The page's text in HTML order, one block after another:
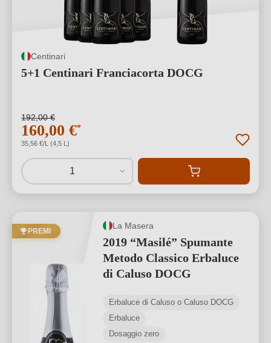
Centinari
5+1 Centinari Franciacorta DOCG
192,00 €
160,00 €*
35,56 €/L (4,5 L)
1
PREMI
La Masera
2019 “Masilé” Spumante
Metodo Classico Erbaluce
di Caluso DOCG
Erbaluce di Caluso o Caluso DOCG
Erbaluce
Dosaggio zero